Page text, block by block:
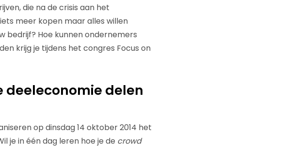
die na de crisis aan het
meer kopen maar alles willen
bedrijf? Hoe kunnen ondernemers
krijg je tijdens het congres Focus on
deeleconomie delen
op dinsdag 14 oktober 2014 het
je in één dag leren hoe je de crowd